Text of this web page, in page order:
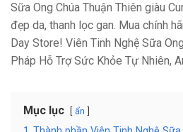
Sữa Ong Chúa Thuận Thiên giàu
đẹp da, thanh lọc gan. Mua chính
Day Store! Viên Tinh Nghệ Sữa
Pháp Hỗ Trợ Sức Khỏe Tự Nhiên,
Mục lục ẩn